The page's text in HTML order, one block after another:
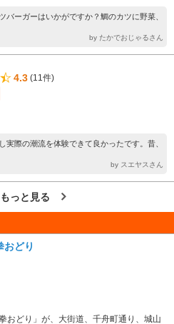
ーガーはいかがですか？鯛のカツに野菜、
by たかでおじゃるさん
4.3 (11件)
際の潮流を体験できて良かったです。昔、
by スエヤスさん
っと見る
おどり
おどり」が、大街道、千舟町通り、城山